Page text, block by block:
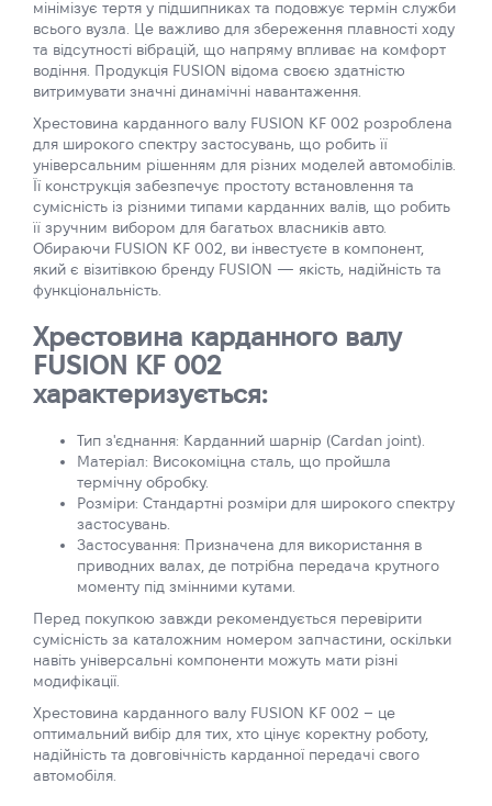
мінімізує тертя у підшипниках та подовжує термін служби
всього вузла. Це важливо для збереження плавності ходу
та відсутності вібрацій, що напряму впливає на комфорт
водіння. Продукція FUSION відома своєю здатністю
витримувати значні динамічні навантаження.
Хрестовина карданного валу FUSION KF 002 розроблена
для широкого спектру застосувань, що робить її
універсальним рішенням для різних моделей автомобілів.
Її конструкція забезпечує простоту встановлення та
сумісність із різними типами карданних валів, що робить
її зручним вибором для багатьох власників авто.
Обираючи FUSION KF 002, ви інвестуєте в компонент,
який є візитівкою бренду FUSION — якість, надійність та
функціональність.
Хрестовина карданного валу
FUSION KF 002
характеризується:
Тип з'єднання: Карданний шарнір (Cardan joint).
Матеріал: Високоміцна сталь, що пройшла
термічну обробку.
Розміри: Стандартні розміри для широкого спектру
застосувань.
Застосування: Призначена для використання в
приводних валах, де потрібна передача крутного
моменту під змінними кутами.
Перед покупкою завжди рекомендується перевірити
сумісність за каталожним номером запчастини, оскільки
навіть універсальні компоненти можуть мати різні
модифікації.
Хрестовина карданного валу FUSION KF 002 – це
оптимальний вибір для тих, хто цінує коректну роботу,
надійність та довговічність карданної передачі свого
автомобіля.